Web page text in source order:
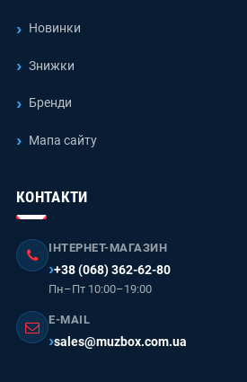
Новинки
Знижки
Бренди
Мапа сайту
КОНТАКТИ
ІНТЕРНЕТ-МАГАЗИН
+38 (068) 362-62-80
Пн–Пт 10:00–19:00
E-MAIL
sales@muzbox.com.ua